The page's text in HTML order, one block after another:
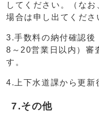
してください。（な
場合は申し出てくださ
3.手数料の納付確認後
8～20営業日以内）審
す。
4.上下水道課から更新
7.その他